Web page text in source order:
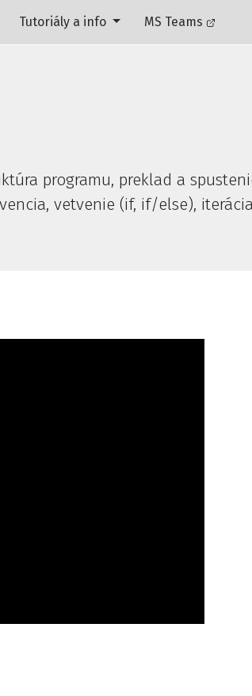
Tutoriály a info MS Teams
programu, preklad a
vetvenie (if, if/else),